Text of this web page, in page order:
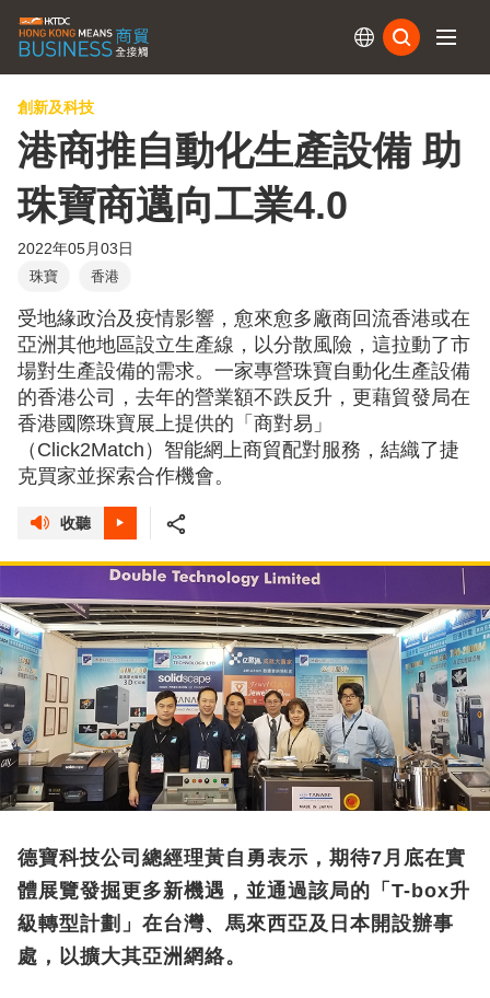
創新及科技
港商推自動化生產設備 助
珠寶商邁向工業4.0
2022年05月03日
珠寶 香港
受地緣政治及疫情影響，愈來愈多廠商回流香港或在
亞洲其他地區設立生產線，以分散風險，這拉動了市
場對生產設備的需求。一家專營珠寶自動化生產設備
的香港公司，去年的營業額不跌反升，更藉貿發局在
香港國際珠寶展上提供的「商對易」
（Click2Match）智能網上商貿配對服務，結織了捷
克買家並探索合作機會。
收聽
德寶科技公司總經理黃自勇表示，期待7月底在實
體展覽發掘更多新機遇，並通過該局的「T-box升
級轉型計劃」在台灣、馬來西亞及日本開設辦事
處，以擴大其亞洲網絡。